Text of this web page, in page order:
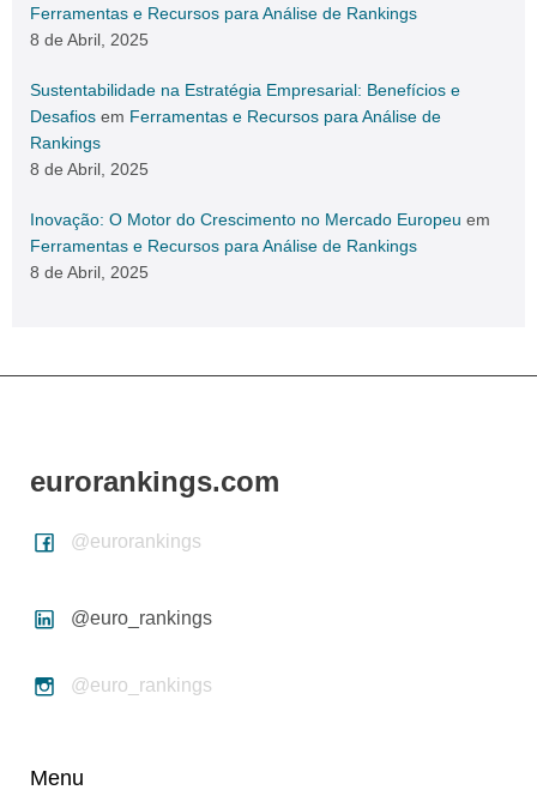
Ferramentas e Recursos para Análise de Rankings
8 de Abril, 2025
Sustentabilidade na Estratégia Empresarial: Benefícios e
Desafios em Ferramentas e Recursos para Análise de
Rankings
8 de Abril, 2025
Inovação: O Motor do Crescimento no Mercado Europeu em
Ferramentas e Recursos para Análise de Rankings
8 de Abril, 2025
eurorankings.com
@eurorankings
@euro_rankings
@euro_rankings
Menu